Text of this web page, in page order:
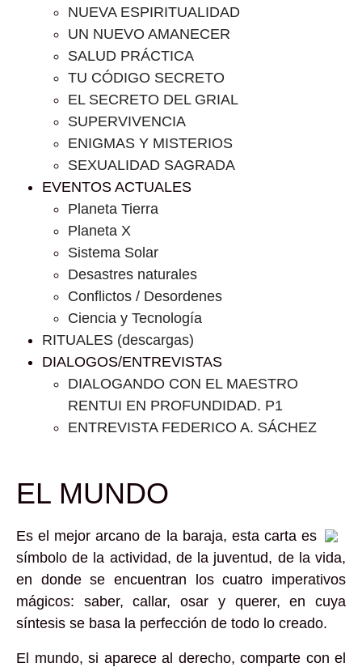
NUEVA ESPIRITUALIDAD
UN NUEVO AMANECER
SALUD PRÁCTICA
TU CÓDIGO SECRETO
EL SECRETO DEL GRIAL
SUPERVIVENCIA
ENIGMAS Y MISTERIOS
SEXUALIDAD SAGRADA
EVENTOS ACTUALES
Planeta Tierra
Planeta X
Sistema Solar
Desastres naturales
Conflictos / Desordenes
Ciencia y Tecnología
RITUALES (descargas)
DIALOGOS/ENTREVISTAS
DIALOGANDO CON EL MAESTRO
RENTUI EN PROFUNDIDAD. P1
ENTREVISTA FEDERICO A. SÁCHEZ
EL MUNDO
Es el mejor arcano de la baraja, esta carta es
símbolo de la actividad, de la juventud, de la vida,
en donde se encuentran los cuatro imperativos
mágicos: saber, callar, osar y querer, en cuya
síntesis se basa la perfección de todo lo creado.
El mundo, si aparece al derecho, comparte con el